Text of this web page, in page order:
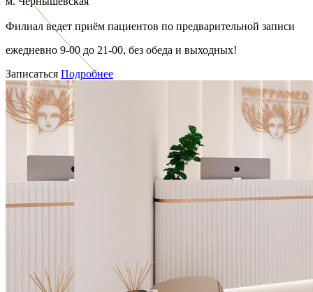
Филиал ведет приём пациентов по предварительной записи
ежедневно 9-00 до 21-00, без обеда и выходных!
Записаться Подробнее